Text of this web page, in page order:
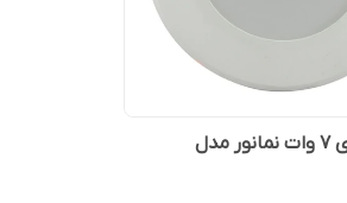
پنل ال ای دی 7 وات نمانور مدل